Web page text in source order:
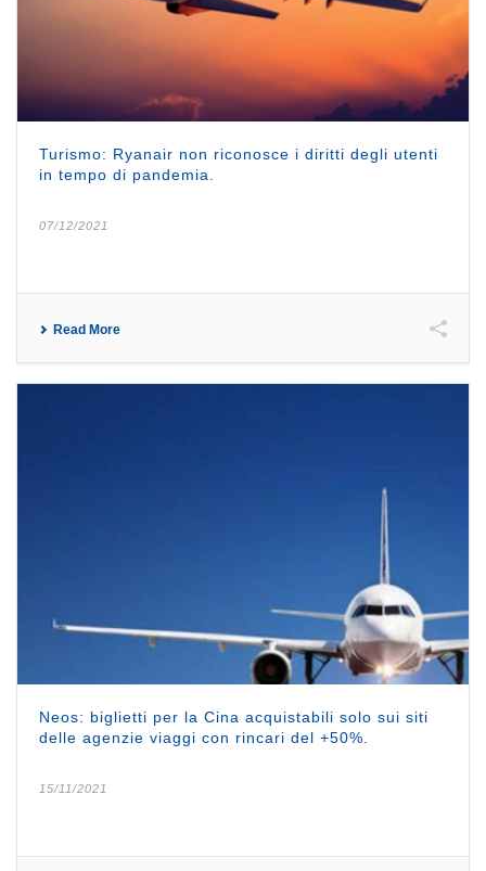
Turismo: Ryanair non riconosce i diritti degli utenti
in tempo di pandemia.
07/12/2021
Read More
Neos: biglietti per la Cina acquistabili solo sui siti
delle agenzie viaggi con rincari del +50%.
15/11/2021